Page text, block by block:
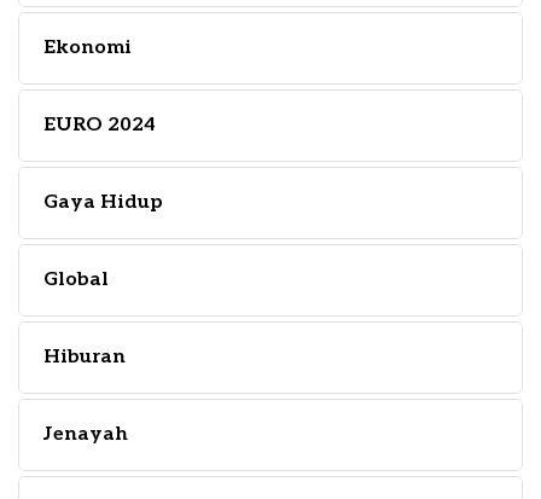
Ekonomi
EURO 2024
Gaya Hidup
Global
Hiburan
Jenayah